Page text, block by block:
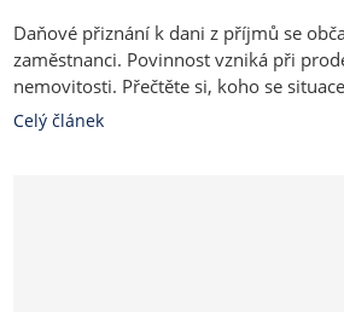
Daňové přiznání k dani z příjmů se
zaměstnanci. Povinnost vzniká při
nemovitosti. Přečtěte si, koho se
Celý článek